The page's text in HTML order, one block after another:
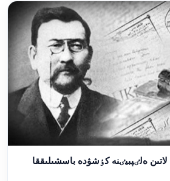
ەلٸپبيٸنە كٶشۋدە باسشىلىققا